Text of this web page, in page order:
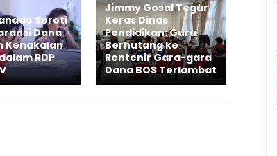
Soroti
Dana
Kenakalan
RDP
Jimmy Gosal Tegur
Keras Dinas
Pendidikan: Guru
Berhutang ke
Rentenir Gara-gara
Dana BOS Terlambat